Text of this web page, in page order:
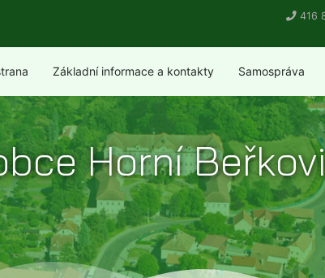
416
Základní informace a kontakty Samospráva
Horní